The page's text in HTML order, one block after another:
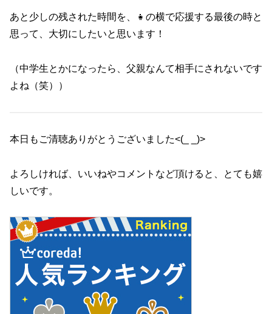
あと少しの残された時間を、👧の横で応援する最後の時と
思って、大切にしたいと思います！
（中学生とかになったら、父親なんて相手にされないです
よね（笑））
本日もご清聴ありがとうございました<(_ _)>
よろしければ、いいねやコメントなど頂けると、とても嬉
しいです。